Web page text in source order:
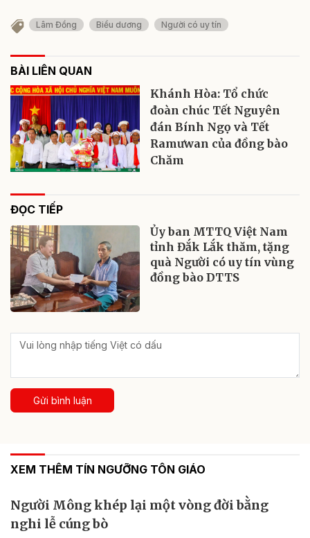
Lâm Đồng Biểu dương Người có uy tín
BÀI LIÊN QUAN
Khánh Hòa: Tổ chức
đoàn chúc Tết Nguyên
đán Bính Ngọ và Tết
Ramưwan của đồng bào
Chăm
ĐỌC TIẾP
Ủy ban MTTQ Việt Nam
tỉnh Đắk Lắk thăm, tặng
quà Người có uy tín vùng
đồng bào DTTS
Gửi bình luận
XEM THÊM TÍN NGƯỠNG TÔN GIÁO
Người Mông khép lại một vòng đời bằng
nghi lễ cúng bò